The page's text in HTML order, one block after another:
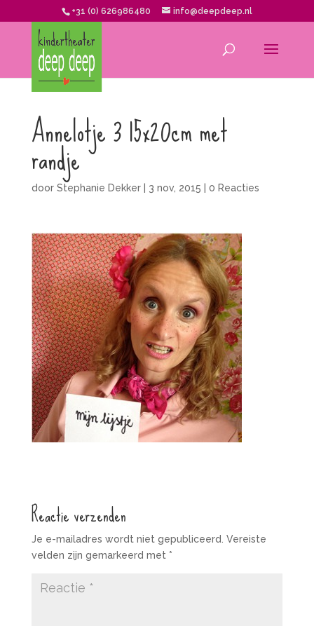
+31 (0) 626986480 info@deepdeep.nl
Annelotje 3 15x20cm met
randje
door Stephanie Dekker| 3 nov, 2015 0 Reacties
Reactie verzenden
Je e-mailadres wordt niet gepubliceerd. Vereiste
velden zijn gemarkeerd met *